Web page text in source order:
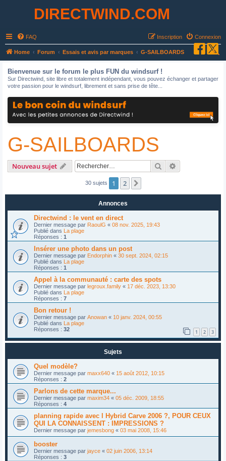
DIRECTWIND.COM
FAQ Connexion
Inscription
Home Forum Essais et avis par marques G-SAILBOARDS
Bienvenue sur le forum le plus FUN du windsurf !
Sur Directwind, site libre et totalement indépendant, vous pouvez échanger et partager
votre passion pour le windsurf, librement et sans prise de tête...
G-SAILBOARDS
Nouveau sujet Rechercher
30 sujets 1 2
Annonces
Directwind : le vent en direct
Dernier message par RaoulG « 08 nov. 2025, 19:43
Publié dans La plage
Réponses : 1
Insérer une photo dans un post
Dernier message par Endorphin « 30 sept. 2024, 02:15
Publié dans La plage
Réponses : 1
Appel à la communauté : carte des spots
Dernier message par legroux.family « 17 déc. 2023, 13:30
Publié dans La plage
Réponses : 7
Bon retour !
Dernier message par Anowan « 10 janv. 2024, 00:55
Publié dans La plage
Réponses : 32 1 2 3
Sujets
Quel modèle?
Dernier message par maxx640 « 15 août 2012, 10:15
Réponses : 2
Parlons de cette marque...
Dernier message par maxim34 « 05 déc. 2009, 18:55
Réponses : 4
planning rapide avec l Hybrid Carve 2006 ?, POUR CEUX
QUI LA CONNAISSENT : IMPRESSIONS ?
Dernier message par jemesbong « 03 mai 2008, 15:46
booster
Dernier message par jayce « 02 juin 2006, 13:14
Réponses : 3